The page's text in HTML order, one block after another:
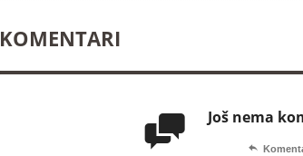
KOMENTARI
 Još nema
